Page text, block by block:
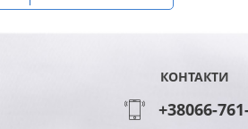
КОНТАКТИ
+38066-